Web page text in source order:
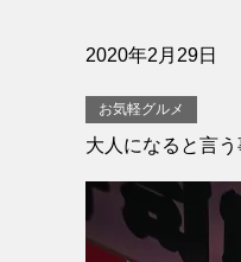
2020年2月29日
お気軽グルメ
大人になると言